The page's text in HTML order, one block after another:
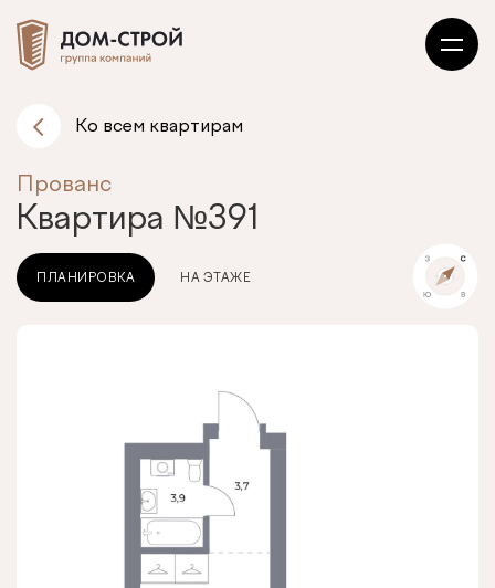
Ко всем квартирам
Прованс
Квартира №391
ПЛАНИРОВКА НА ЭТАЖЕ